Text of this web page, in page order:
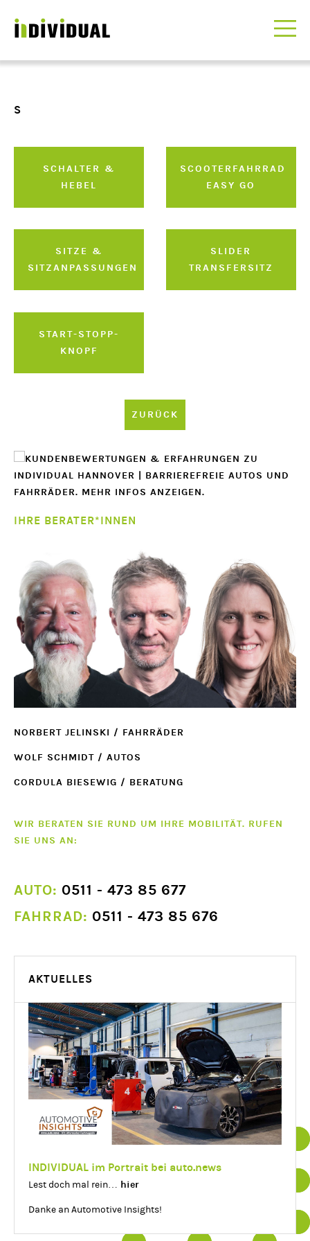
S
SCHALTER &
HEBEL
SCOOTERFAHRRAD
EASY GO
SITZE &
SITZANPASSUNGEN
SLIDER
TRANSFERSITZ
START-STOPP-
KNOPF
ZURÜCK
IHRE BERATER*INNEN
NORBERT JELINSKI / FAHRRÄDER
WOLF SCHMIDT / AUTOS
CORDULA BIESEWIG / BERATUNG
WIR BERATEN SIE RUND UM IHRE MOBILITÄT. RUFEN
SIE UNS AN:
AUTO: 0511 - 473 85 677
FAHRRAD: 0511 - 473 85 676
AKTUELLES
INDIVIDUAL im Portrait bei auto.news
Lest doch mal rein… hier
Danke an Automotive Insights!
Essenziell